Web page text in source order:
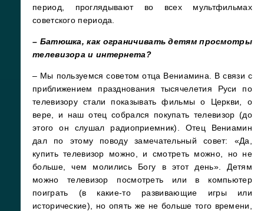
период, проглядывают во всех мультфильмах
советского периода.
– Батюшка, как ограничивать детям просмотры
телевизора и интернета?
– Мы пользуемся советом отца Вениамина. В связи с
приближением празднования тысячелетия Руси по
телевизору стали показывать фильмы о Церкви, о
вере, и наш отец собрался покупать телевизор (до
этого он слушал радиоприемник). Отец Вениамин
дал по этому поводу замечательный совет: «Да,
купить телевизор можно, и смотреть можно, но не
больше, чем молились Богу в этот день». Детям
можно телевизор посмотреть или в компьютер
поиграть (в какие-то развивающие игры или
исторические), но опять же не больше того времени,